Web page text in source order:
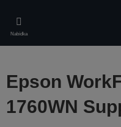
main
content
Nabídka
Epson
1760WN